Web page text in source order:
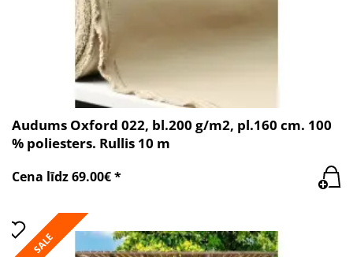
Audums Oxford 022, bl.200 g/m2, pl.160 cm. 100
% poliesters. Rullis 10 m
Cena līdz 69.00€ *
SALE